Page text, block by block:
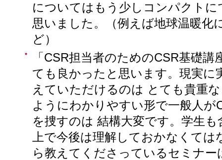
についてはもう少しコンパクト
思いました。（例えば地球温暖化
ど）
「CSR担当者のためのCSR基礎
ても良かったと思います。現実に
えていただけるのは とても貴重
ようにわかりやすい形で一般人が
を捜すのは 結構大変です。学生
上で今後は理解しておかなくて
ら教えてくださっているセミナ